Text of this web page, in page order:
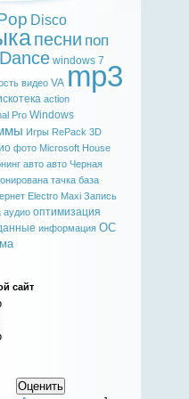
Disco
песни поп
Dance windows 7
видео VA mp3
action
Pro Windows
Игры RePack 3D
фото Microsoft House
авто авто Черная
тачка база
Electro Maxi Запись
аудио оптимизация
информация ОС
сайт